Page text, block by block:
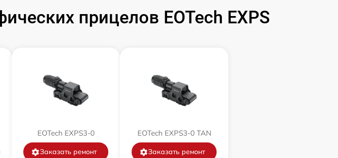
60 мин 600 р
прицелов EOTech EXPS
EOTech EXPS3-0
Заказать ремонт
EOTech EXPS3-0 TAN
Заказать ремонт